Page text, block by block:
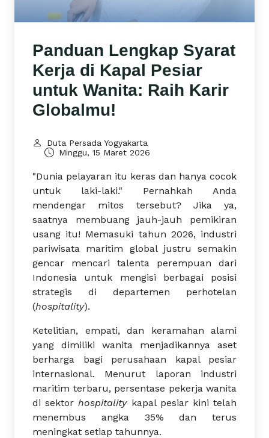
Panduan Lengkap Syarat
Kerja di Kapal Pesiar
untuk Wanita: Raih Karir
Globalmu!
Duta Persada Yogyakarta
Minggu, 15 Maret 2026
"Dunia pelayaran itu keras dan hanya cocok
untuk laki-laki." Pernahkah Anda
mendengar mitos tersebut? Jika ya,
saatnya membuang jauh-jauh pemikiran
usang itu! Memasuki tahun 2026, industri
pariwisata maritim global justru semakin
gencar mencari talenta perempuan dari
Indonesia untuk mengisi berbagai posisi
strategis di departemen perhotelan
(hospitality).
Ketelitian, empati, dan keramahan alami
yang dimiliki wanita menjadikannya aset
berharga bagi perusahaan kapal pesiar
internasional. Menurut laporan industri
maritim terbaru, persentase pekerja wanita
di sektorhospitalitykapal pesiar kini telah
menembus angka 35% dan terus
meningkat setiap tahunnya.